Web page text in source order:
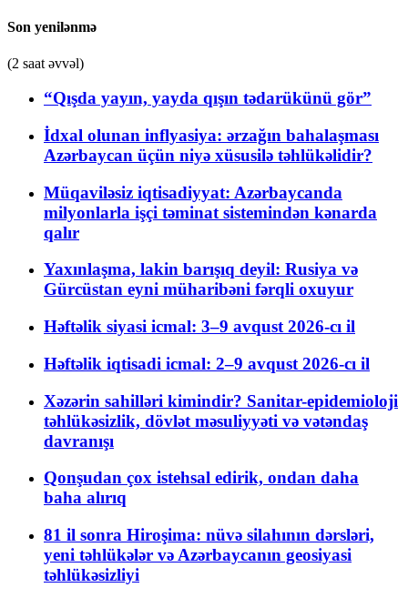
Son yenilənmə
(2 saat əvvəl)
“Qışda yayın, yayda qışın tədarükünü gör”
İdxal olunan inflyasiya: ərzağın bahalaşması
Azərbaycan üçün niyə xüsusilə təhlükəlidir?
Müqaviləsiz iqtisadiyyat: Azərbaycanda
milyonlarla işçi təminat sistemindən kənarda
qalır
Yaxınlaşma, lakin barışıq deyil: Rusiya və
Gürcüstan eyni müharibəni fərqli oxuyur
Həftəlik siyasi icmal: 3–9 avqust 2026-cı il
Həftəlik iqtisadi icmal: 2–9 avqust 2026-cı il
Xəzərin sahilləri kimindir? Sanitar-epidemioloji
təhlükəsizlik, dövlət məsuliyyəti və vətəndaş
davranışı
Qonşudan çox istehsal edirik, ondan daha
baha alırıq
81 il sonra Hiroşima: nüvə silahının dərsləri,
yeni təhlükələr və Azərbaycanın geosiyasi
təhlükəsizliyi